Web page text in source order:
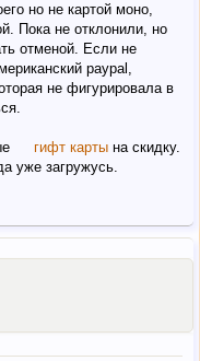
но не картой моно,
Пока не отклонили, но
отменой. Если не
paypal,
не фигурировала в
гифт карты на скидку.
уже загружусь.